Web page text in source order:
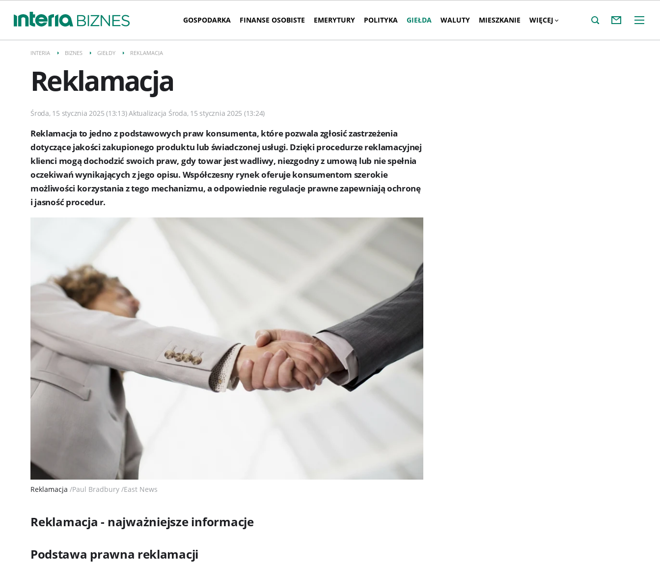
GOSPODARKA FINANSE OSOBISTE EMERYTURY POLITYKA GIEŁDA WALUTY MIESZKANIE WIĘCEJ
INTERIA BIZNES GIEŁDY REKLAMACJA
Reklamacja
Środa, 15 stycznia 2025 (13:13) Aktualizacja Środa, 15 stycznia 2025 (13:24)
Reklamacja to jedno z podstawowych praw konsumenta, które pozwala zgłosić zastrzeżenia
dotyczące jakości zakupionego produktu lub świadczonej usługi. Dzięki procedurze reklamacyjnej
klienci mogą dochodzić swoich praw, gdy towar jest wadliwy, niezgodny z umową lub nie spełnia
oczekiwań wynikających z jego opisu. Współczesny rynek oferuje konsumentom szerokie
możliwości korzystania z tego mechanizmu, a odpowiednie regulacje prawne zapewniają ochronę
i jasność procedur.
Reklamacja /Paul Bradbury /East News
Reklamacja - najważniejsze informacje
Podstawa prawna reklamacji